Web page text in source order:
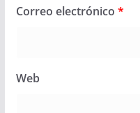
Correo electrónico *
Web